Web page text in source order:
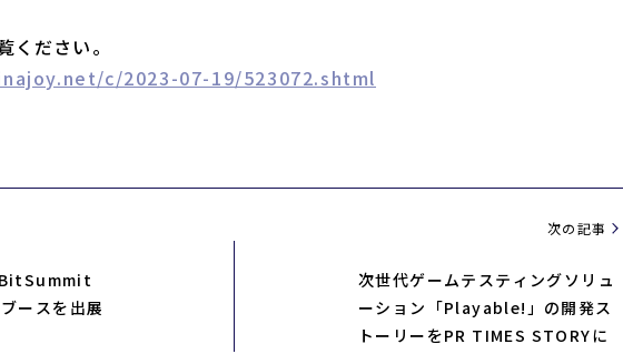
ください。
c/2023-07-19/523072.shtml
BitSummit
ースを出展
次の記事
次世代ゲームテスティングソリュ
ーション「Playable!」の開発ス
トーリーをPR TIMES STORYに